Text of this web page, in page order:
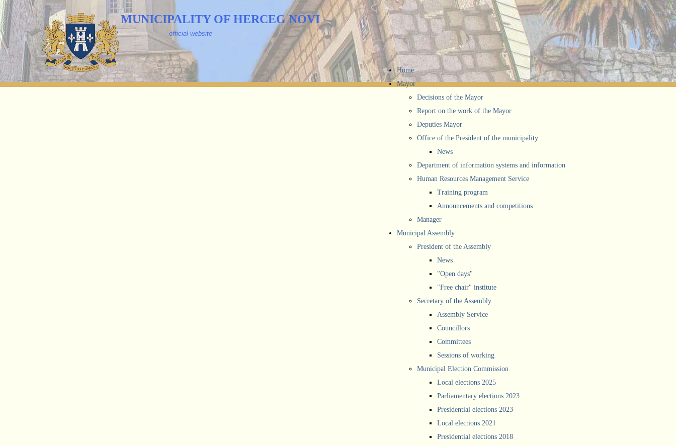
MUNICIPALITY OF HERCEG NOVI
official website
Home
Mayor
Decisions of the Mayor
Report on the work of the Mayor
Deputies Mayor
Office of the President of the municipality
News
Department of information systems and information
Human Resources Management Service
Training program
Announcements and competitions
Manager
Municipal Assembly
President of the Assembly
News
"Open days"
"Free chair" institute
Secretary of the Assembly
Assembly Service
Councillors
Committees
Sessions of working
Municipal Election Commission
Local elections 2025
Parliamentary elections 2023
Presidential elections 2023
Local elections 2021
Presidential elections 2018